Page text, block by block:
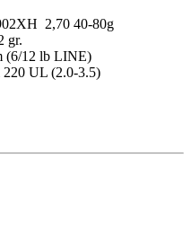
2,70 40-80g
gr.
(6/12 lb LINE)
UL (2.0-3.5)